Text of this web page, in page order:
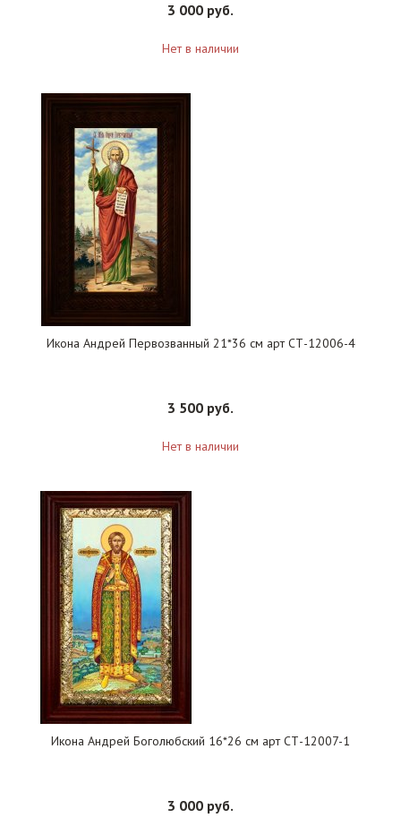
3 000 руб.
Нет в наличии
Икона Андрей Первозванный 21*36 см арт СТ-12006-4
3 500 руб.
Нет в наличии
Икона Андрей Боголюбский 16*26 см арт СТ-12007-1
3 000 руб.